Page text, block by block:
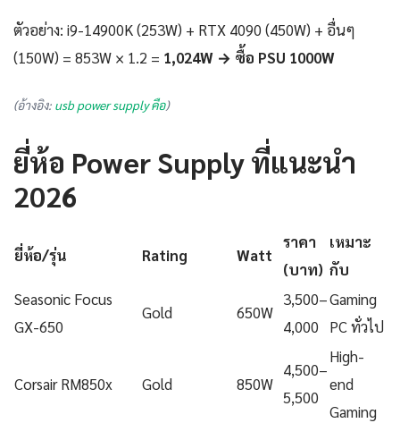
ตัวอย่าง: i9-14900K (253W) + RTX 4090 (450W) + อื่นๆ
(150W) = 853W × 1.2 = 1,024W → ซื้อ PSU 1000W
(อ้างอิง: usb power supply คือ)
ยี่ห้อ Power Supply ที่แนะนำ
2026
ยี่ห้อ/รุ่น Rating Watt
ราคา
(บาท)
เหมาะ
กับ
Seasonic Focus
GX-650
Gold 650W
3,500–
4,000
Gaming
PC ทั่วไป
Corsair RM850x Gold 850W
4,500–
5,500
High-
end
Gaming